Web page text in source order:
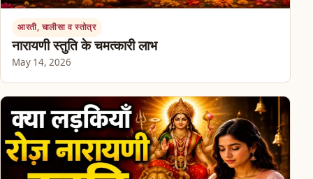
आरती, चालीसा व स्तोत्र
नारायणी स्तुति के चमत्कारी लाभ
May 14, 2026